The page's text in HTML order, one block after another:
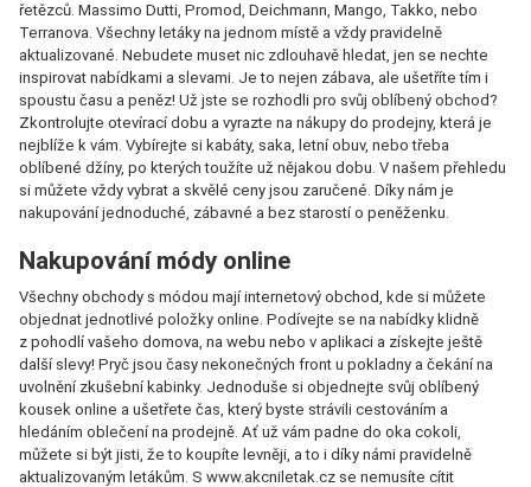
řetězců. Massimo Dutti, Promod, Deichmann, Mango, Takko, nebo
Terranova. Všechny letáky na jednom místě a vždy pravidelně
aktualizované. Nebudete muset nic zdlouhavě hledat, jen se nechte
inspirovat nabídkami a slevami. Je to nejen zábava, ale ušetříte tím i
spoustu času a peněz! Už jste se rozhodli pro svůj oblíbený obchod?
Zkontrolujte otevírací dobu a vyrazte na nákupy do prodejny, která je
nejblíže k vám. Vybírejte si kabáty, saka, letní obuv, nebo třeba
oblíbené džíny, po kterých toužíte už nějakou dobu. V našem přehledu
si můžete vždy vybrat a skvělé ceny jsou zaručené. Díky nám je
nakupování jednoduché, zábavné a bez starostí o peněženku.
Nakupování módy online
Všechny obchody s módou mají internetový obchod, kde si můžete
objednat jednotlivé položky online. Podívejte se na nabídky klidně
z pohodlí vašeho domova, na webu nebo v aplikaci a získejte ještě
další slevy! Pryč jsou časy nekonečných front u pokladny a čekání na
uvolnění zkušební kabinky. Jednoduše si objednejte svůj oblíbený
kousek online a ušetřete čas, který byste strávili cestováním a
hledáním oblečení na prodejně. Ať už vám padne do oka cokoli,
můžete si být jisti, že to koupíte levněji, a to i díky námi pravidelně
aktualizovaným letákům. S www.akcniletak.cz se nemusíte cítit